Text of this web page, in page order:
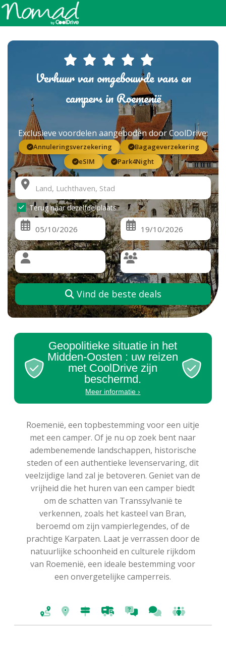
Verhuur van omgebouwde vans en
campers in Roemenië
Exclusieve voordelen aangeboden door CoolDrive:
Annuleringsverzekering
Bagageverzekering
eSIM
Park4Night
Terug naar dezelfde plaats
Vind de beste deals
Geopolitieke situatie in het
Midden-Oosten : uw reizen
met CoolDrive zijn
beschermd.
Meer informatie ›
Roemenië, een topbestemming voor een uitje
met een camper. Of je nu op zoek bent naar
adembenemende landschappen, historische
steden of een authentieke levenservaring, dit
veelzijdige land zal je betoveren. Geniet van de
vrijheid die het huren van een camper biedt
om de schatten van Transsylvanië te
verkennen, zoals het kasteel van Bran,
beroemd om zijn vampierlegendes, of de
prachtige Karpaten. Laat je verrassen door de
natuurlijke schoonheid en culturele rijkdom
van Roemenië, een ideale bestemming voor
een onvergetelijke camperreis.